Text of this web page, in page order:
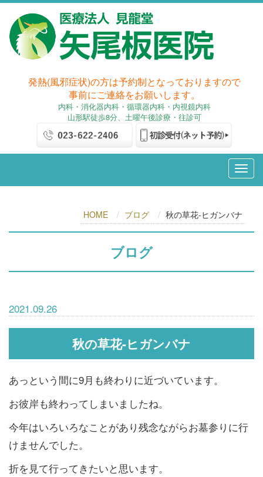
発熱(風邪症状)の方は予約制となっておりますので
事前にご連絡をお願いします。
内科・消化器内科・循環器内科・内視鏡内科
山形駅徒歩8分、土曜午後診療・往診可
HOME ブログ 秋の草花-ヒガンバナ
ブログ
2021.09.26
秋の草花-ヒガンバナ
あっという間に9月も終わりに近づいています。
お彼岸も終わってしまいましたね。
今年はいろいろなことがあり残念ながらお墓参りに行
けませんでした。
折を見て行ってきたいと思います。